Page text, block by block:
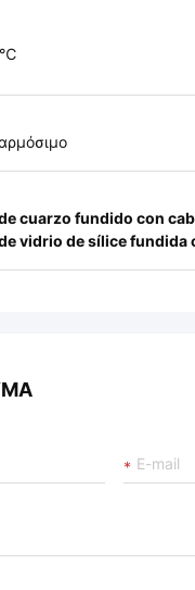
cuarzo fundido con
vidrio de sílice fundida